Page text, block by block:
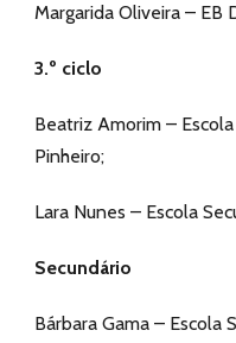
Margarida Oliveira – EB
3.º ciclo
Beatriz Amorim –
Pinheiro;
Lara Nunes – Escola
Secundário
Bárbara Gama – Escola